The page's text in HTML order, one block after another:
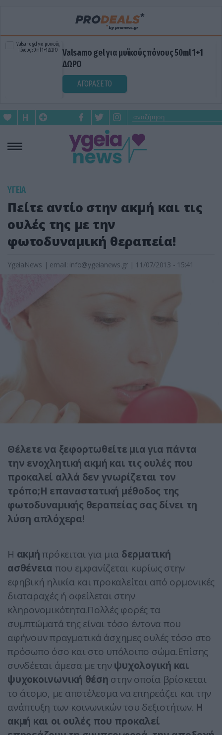
Valsamo gel για μυϊκούς πόνους 50ml 1+1
ΔΩΡΟ
ΑΓΟΡΑΣΕ ΤΟ
ΥΓΕΙΑ
Πείτε αντίο στην ακμή και τις
ουλές της με την
φωτοδυναμική θεραπεία!
YgeiaNews | email: info@ygeianews.gr | 11/07/2013 - 15:41
Θέλετε να ξεφορτωθείτε μια για πάντα
την ενοχλητική ακμή και τις ουλές που
προκαλεί αλλά δεν γνωρίζεται τον
τρόπο;Η επαναστατική μέθοδος της
φωτοδυναμικής θεραπείας σας δίνει τη
λύση απλόχερα!
Η ακμήπρόκειται για μια δερματική
ασθένεια που εμφανίζεται κυρίως στην
εφηβική ηλικία και προκαλείται από ορμονικές
διαταραχές ή οφείλεται στην
κληρονομικότητα.Πολλές φορές τα
συμπτώματά της είναι τόσο έντονα που
αφήνουν πραγματικά άσχημες ουλές τόσο στο
πρόσωπο όσο και στο υπόλοιπο σώμα.Επίσης
συνδέεται άμεσα με τηνψυχολογική και
ψυχοκοινωνική θέση στην οποία βρίσκεται
το άτομο, με αποτέλεσμα να επηρεάζει και την
ανάπτυξη των κοινωνικών του δεξιοτήτων. Η
ακμή και οι ουλές που προκαλεί